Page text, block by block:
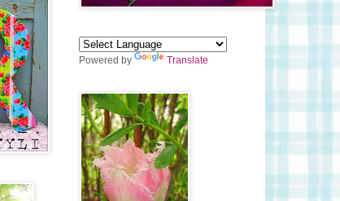
Powered by Translate